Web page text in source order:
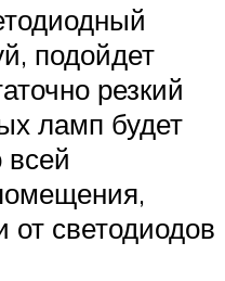
подойдет
резкий
ламп будет
всей
от светодиодов